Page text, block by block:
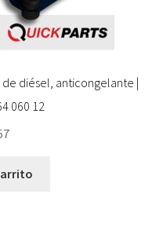
diésel, anticongelante |
060 12